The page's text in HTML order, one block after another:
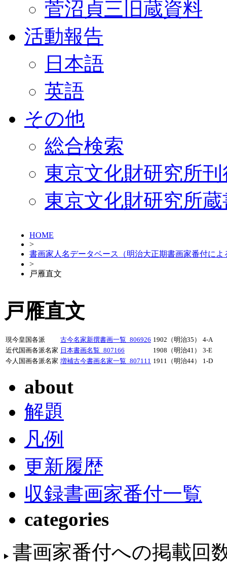
菅沼貞三旧蔵資料
活動報告
日本語
英語
その他
総合検索
東京文化財研究所
東京文化財研究所
HOME
>
書画家人名データベース（明治大正期書画家番付によ
>
戸雁直文
戸雁直文
現今皇国各派 古今名家新撰書画一覧_806926 1902（明治35）
4-A
近代国画各派名家 日本書画名覧_807166 1908（明治41）
3-E
今人国画各派名家 増補古今書画名家一覧_807111 1911（明治44） 1-D
about
解題
凡例
更新履歴
収録書画家番付一覧
categories
書画家番付への掲載回